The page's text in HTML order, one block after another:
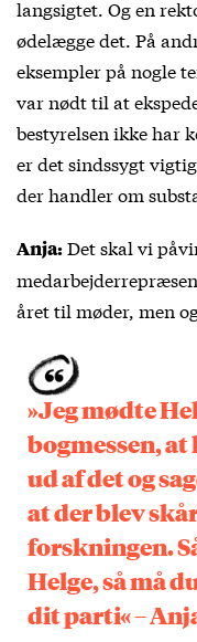
langsigtet. Og en
ødelægge det. På
eksempler på nogle
var nødt til at
bestyrelsen ikke har
er det sindssygt
der handler om
Anja:Det skal vi
året til møder, men
»Jeg mødte
bogmessen,
ud af det og
at der blev
forskningen.
Helge, så må
dit parti« –